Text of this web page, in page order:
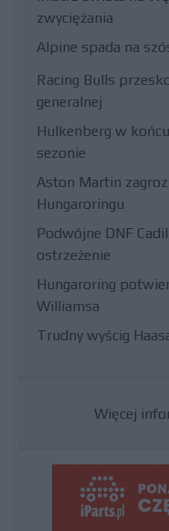
zwyciężania
Alpine spada na
Racing Bulls
generalnej
Hulkenberg w
sezonie
Aston Martin
Hungaroringu
Podwójne DNF
ostrzeżenie
Hungaroring
Williamsa
Trudny wyścig
Więcej